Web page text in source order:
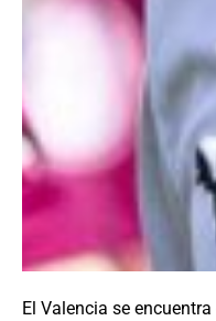
El Valencia se